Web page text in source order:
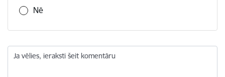
Nē
Ja vēlies, ieraksti šeit komentāru